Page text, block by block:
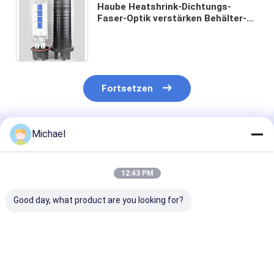
Haube Heatshrink-Dichtungs-
Faser-Optik verstärken Behälter-
Fortsetzen
Empfohlene Produkte
Michael
12:43 PM
Good day, what product are you looking for?